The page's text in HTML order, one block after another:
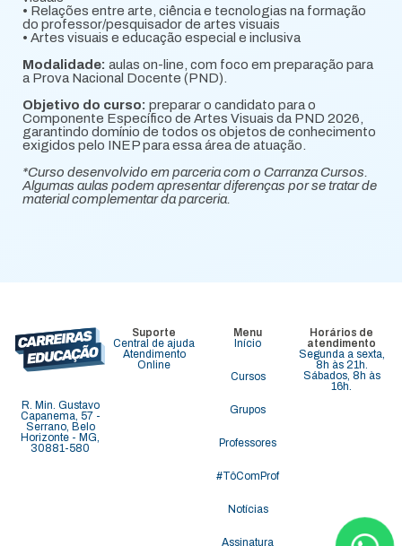
• Relações entre arte, ciência e tecnologias na formação
do professor/pesquisador de artes visuais
• Artes visuais e educação especial e inclusiva
Modalidade: aulas on-line, com foco em preparação para
a Prova Nacional Docente (PND).
Objetivo do curso: preparar o candidato para o
Componente Específico de Artes Visuais da PND 2026,
garantindo domínio de todos os objetos de conhecimento
exigidos pelo INEP para essa área de atuação.
*Curso desenvolvido em parceria com o Carranza Cursos.
Algumas aulas podem apresentar diferenças por se tratar de
material complementar da parceria.
R. Min. Gustavo
Capanema, 57 -
Serrano, Belo
Horizonte - MG,
30881-580
Suporte
Central de ajuda
Atendimento
Online
Menu
Início
Cursos
Grupos
Professores
#TôComProf
Notícias
Assinatura
Horários de
atendimento
Segunda a sexta,
8h às 21h.
Sábados, 8h às
16h.